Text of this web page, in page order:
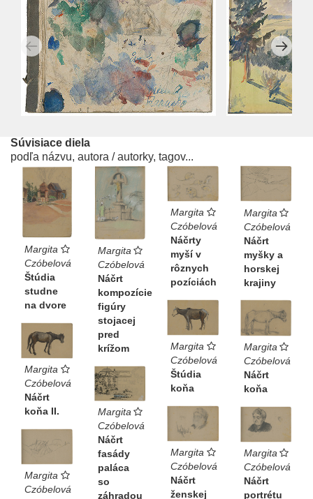
Súvisiace diela
podľa názvu, autora / autorky, tagov...
Margita
Czóbelová
Štúdia
studne
na dvore
Margita
Czóbelová
Náčrt
kompozície
figúry
stojacej
pred
krížom
Margita
Czóbelová
Náčrty
myší v
rôznych
pozíciách
Margita
Czóbelová
Náčrt
myšky a
horskej
krajiny
Margita
Czóbelová
Štúdia
koňa
Margita
Czóbelová
Náčrt
koňa
Margita
Czóbelová
Náčrt
koňa II.
Margita
Czóbelová
Náčrt
fasády
paláca
so
záhradou
Margita
Czóbelová
Náčrt
ženskej
Margita
Czóbelová
Náčrt
portrétu
Margita
Czóbelová